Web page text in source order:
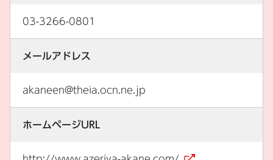
03-3266-0801
メールアドレス
akaneen@theia.ocn.ne.jp
ホームページURL